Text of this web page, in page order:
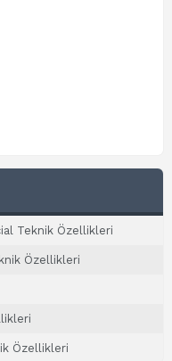
Teknik Özellikleri
Özellikleri
Özellikleri